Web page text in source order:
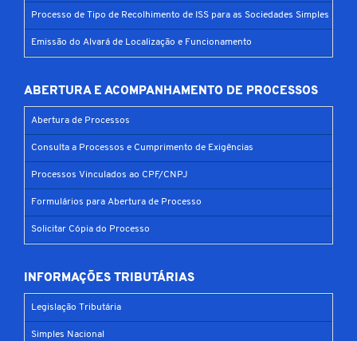
Processo de Tipo de Recolhimento de ISS para as Sociedades Simples
Emissão do Alvará de Localização e Funcionamento
ABERTURA E ACOMPANHAMENTO DE PROCESSOS
Abertura de Processos
Consulta a Processos e Cumprimento de Exigências
Processos Vinculados ao CPF/CNPJ
Formulários para Abertura de Processo
Solicitar Cópia do Processo
INFORMAÇÕES TRIBUTÁRIAS
Legislação Tributária
Simples Nacional